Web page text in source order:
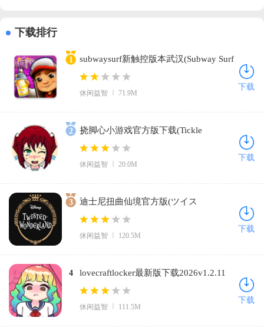
下载排行
1
subwaysurf新触控版本武汉(Subway Surf
LasVegas)v1.105.0 官方版
休闲益智 71.9M
下载
2
挠脚心小游戏官方版下载(Tickle
Kuri)v1.0 最新版
休闲益智 20.0M
下载
3
迪士尼扭曲仙境官方版(ツイス
テ)v1.0.82 安卓版
休闲益智 120.5M
下载
4
lovecraftlocker最新版下载2026v1.2.11
免费版
休闲益智 111.5M
下载